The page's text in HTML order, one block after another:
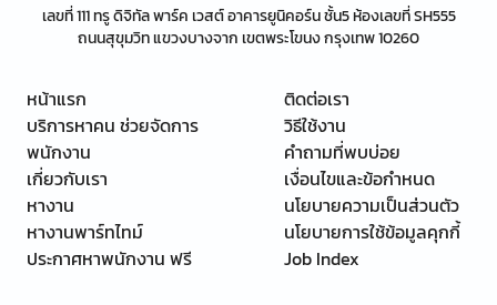
เลขที่ 111 ทรู ดิจิทัล พาร์ค เวสต์ อาคารยูนิคอร์น ชั้น5 ห้องเลขที่ SH555
ถนนสุขุมวิท แขวงบางจาก เขตพระโขนง กรุงเทพ 10260
หน้าแรก
บริการหาคน ช่วยจัดการ
พนักงาน
เกี่ยวกับเรา
หางาน
หางานพาร์ทไทม์
ประกาศหาพนักงาน ฟรี
ติดต่อเรา
วิธีใช้งาน
คำถามที่พบบ่อย
เงื่อนไขและข้อกำหนด
นโยบายความเป็นส่วนตัว
นโยบายการใช้ข้อมูลคุกกี้
Job Index